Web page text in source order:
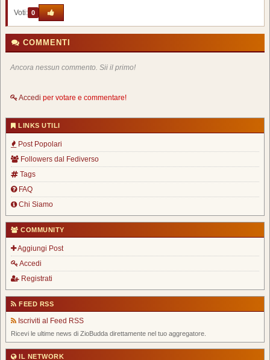
Voti: 0
COMMENTI
Ancora nessun commento. Sii il primo!
Accedi per votare e commentare!
LINKS UTILI
Post Popolari
Followers dal Fediverso
Tags
FAQ
Chi Siamo
COMMUNITY
Aggiungi Post
Accedi
Registrati
FEED RSS
Iscriviti al Feed RSS
Ricevi le ultime news di ZioBudda direttamente nel tuo aggregatore.
IL NETWORK